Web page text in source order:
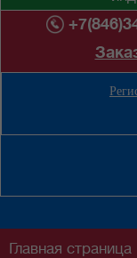
Главная страница